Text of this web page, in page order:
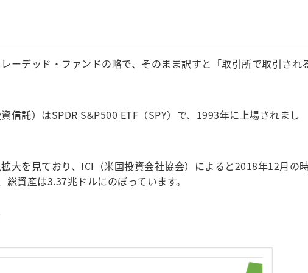
ーデッド・ファンドの略で、そのまま訳すと「取引所で取引され
信託）はSPDR S&P500 ETF（SPY）で、1993年に上場されまし
大を見ており、ICI（米国投資会社協会）によると2018年12月の
資産は3.37兆ドルにのぼっています。